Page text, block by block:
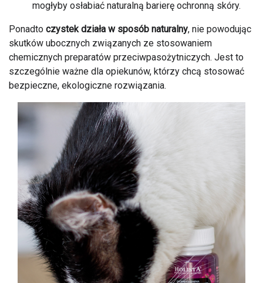
mogłyby osłabiać naturalną barierę ochronną skóry.
Ponadto czystek działa w sposób naturalny, nie powodując
skutków ubocznych związanych ze stosowaniem
chemicznych preparatów przeciwpasożytniczych. Jest to
szczególnie ważne dla opiekunów, którzy chcą stosować
bezpieczne, ekologiczne rozwiązania.